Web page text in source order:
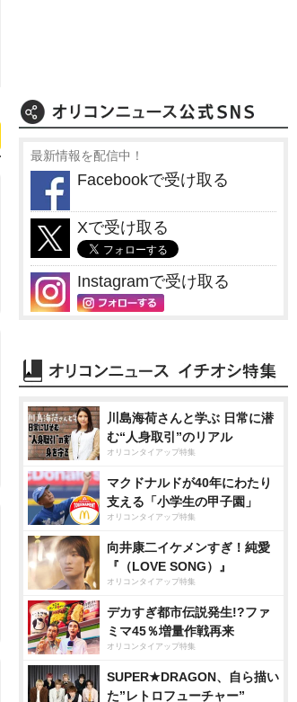
最新情報を配信中！
Facebookで受け取る
Xで受け取る
Instagramで受け取る
川島海荷さんと学ぶ 日常に潜
む“人身取引”のリアル
オリコンタイアップ特集
マクドナルドが40年にわたり
支える「小学生の甲子園」
オリコンタイアップ特集
向井康二イケメンすぎ！純愛
『（LOVE SONG）』
オリコンタイアップ特集
デカすぎ都市伝説発生!?ファ
ミマ45％増量作戦再来
オリコンタイアップ特集
SUPER★DRAGON、自ら描い
た”レトロフューチャー”